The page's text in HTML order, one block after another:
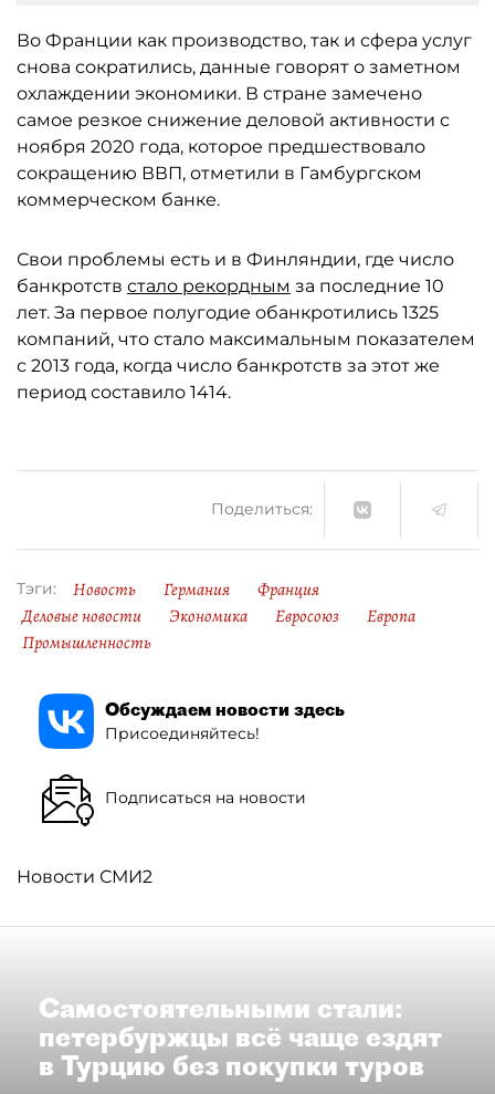
Во Франции как производство, так и сфера услуг
снова сократились, данные говорят о заметном
охлаждении экономики. В стране замечено
самое резкое снижение деловой активности с
ноября 2020 года, которое предшествовало
сокращению ВВП, отметили в Гамбургском
коммерческом банке.
Свои проблемы есть и в Финляндии, где число
банкротств стало рекордным за последние 10
лет. За первое полугодие обанкротились 1325
компаний, что стало максимальным показателем
с 2013 года, когда число банкротств за этот же
период составило 1414.
Поделиться:
Тэги: Новость Германия
Франция
Деловые новости
Экономика Евросоюз
Европа
Промышленность
Обсуждаем новости здесь
Присоединяйтесь!
Подписаться на новости
Новости СМИ2
Самостоятельными стали:
петербуржцы всё чаще ездят
в Турцию без покупки туров